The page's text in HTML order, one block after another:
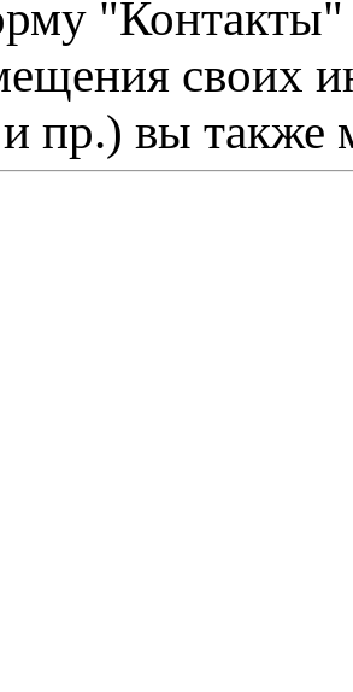
"Контакты"
своих
пр.) вы также